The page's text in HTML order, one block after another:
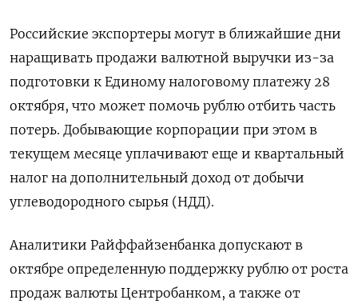
Российские экспортеры могут в ближайшие дни
наращивать продажи валютной выручки из-за
подготовки к Единому налоговому платежу 28
октября, что может помочь рублю отбить часть
потерь. Добывающие корпорации при этом в
текущем месяце уплачивают еще и квартальный
налог на дополнительный доход от добычи
углеводородного сырья (НДД).
Аналитики Райффайзенбанка допускают в
октябре определенную поддержку рублю от роста
продаж валюты Центробанком, а также от